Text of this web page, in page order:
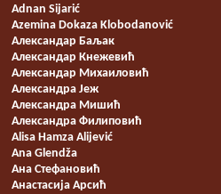
Adnan Sijarić
Azemina Dokaza Klobodanović
Александар Баљак
Александар Кнежевић
Александар Михаиловић
Александра Јеж
Александра Мишић
Александра Филиповић
Alisa Hamza Alijević
Ana Glendža
Ана Стефановић
Анастасија Арсић